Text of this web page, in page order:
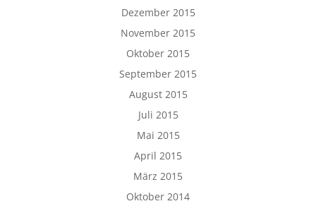
Dezember 2015
November 2015
Oktober 2015
September 2015
August 2015
Juli 2015
Mai 2015
April 2015
März 2015
Oktober 2014